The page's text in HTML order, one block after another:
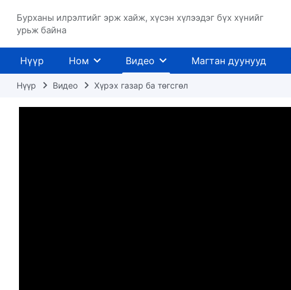
Бурханы илрэлтийг эрж хайж, хүсэн хүлээдэг бүх хүнийг
урьж байна
Нүүр Ном Видео Магтан дуунууд
Нүүр Видео Хүрэх газар ба төгсгөл